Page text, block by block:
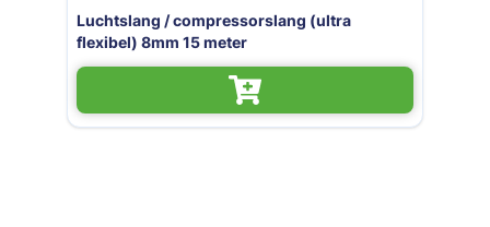
(ultra
Compressorslang /